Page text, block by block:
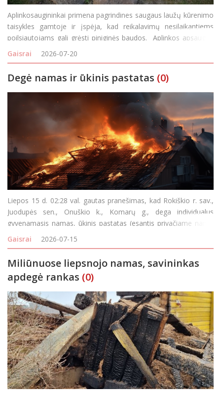
Aplinkosaugininkai primena pagrindines saugaus laužų kūrenimo
taisykles gamtoje ir įspėja, kad reikalavimų nesilaikantiems
poilsiautojams gali grėsti piniginės baudos. Aplinkos apsaugos
departamento (AAD) teigimu, šiltuoju metų laikų neatsakingai
kūrenamos kepsninės ar laužai gali pada
Gaisrai 2026-07-20
Degė namas ir ūkinis pastatas (0)
Liepos 15 d. 02:28 val. gautas pranešimas, kad Rokiškio r. sav.,
Juodupės sen., Onuškio k., Komarų g., dega individualus
gyvenamasis namas, ūkinis pastatas (esantis privačiame namų
valdos žemės sklype). Atvykus ugniagesiams į įvykio vietą, degė
namas ir ūkinis pastatas atvira l
Gaisrai 2026-07-15
Miliūnuose liepsnojo namas, savininkas
apdegė rankas (0)